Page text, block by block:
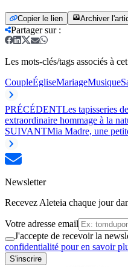
Copier le lien Archiver
Partager sur:
Les mots-clés/tags associés à
CoupleÉgliseMariageMusique
PRÉCÉDENTLes tapisseries
extraordinaire hommage à la
SUIVANTMia Madre, une
Newsletter
Recevez Aleteia chaque jour
Votre adresse email
J'accepte de recevoir la
confidentialité pour en savoir
S'inscrire